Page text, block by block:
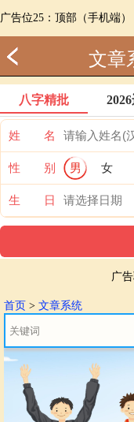
广告位25：顶部（手机端）
文章
八字精批
姓 名
性 别 男 女
生 日
广
首页 > 文章系统